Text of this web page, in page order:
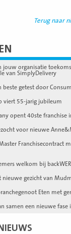
Terug naar
jouw organisatie
van SimplyDelivery
beste getest door
viert 55-jarig jubileum
opent 40ste franchise
voor nieuwe
Franchisecontract
welkom bij
gezicht van
Eten met
samen een nieuwe fase